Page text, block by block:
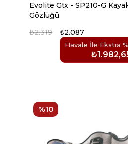
Evolite Gtx - SP210-G
Gözlüğü
₺2.087
Havale İle Ekstra
₺2.319
%10